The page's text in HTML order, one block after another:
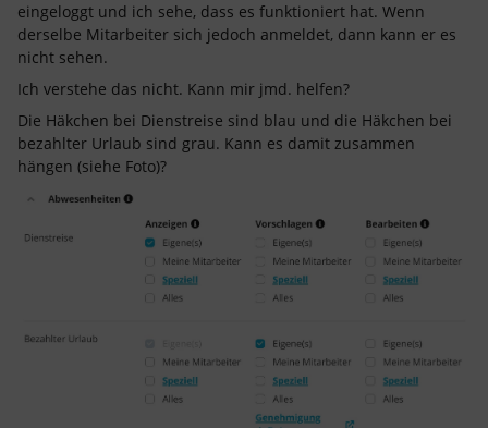
eingeloggt und ich sehe, dass es funktioniert hat. Wenn
derselbe Mitarbeiter sich jedoch anmeldet, dann kann er es
nicht sehen.
Ich verstehe das nicht. Kann mir jmd. helfen?
Die Häkchen bei Dienstreise sind blau und die Häkchen bei
bezahlter Urlaub sind grau. Kann es damit zusammen
hängen (siehe Foto)?